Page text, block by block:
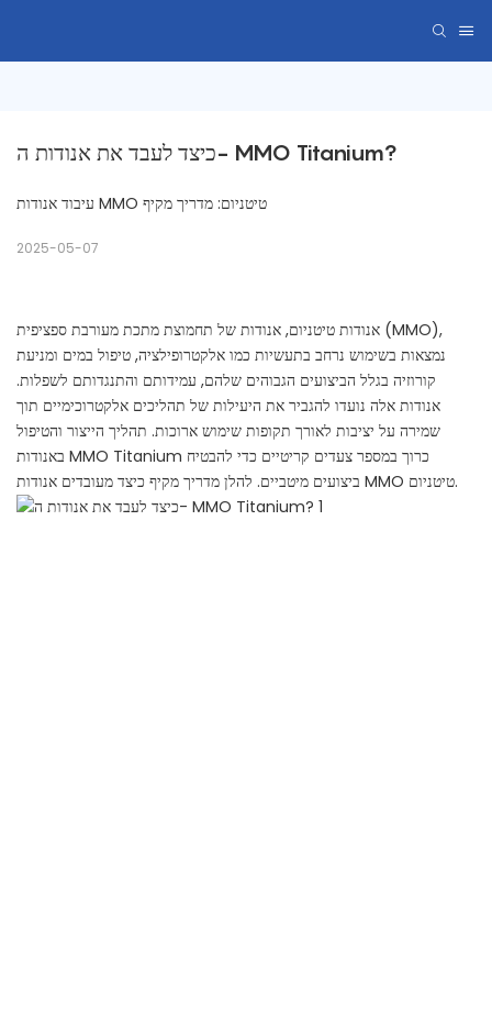
כיצד לעבד את אנודות ה- MMO Titanium?
עיבוד אנודות MMO טיטניום: מדריך מקיף
2025-05-07
אנודות טיטניום, אנודות של תחמוצת מתכת מעורבת ספציפית (MMO),
נמצאות בשימוש נרחב בתעשיות כמו אלקטרופילציה, טיפול במים ומניעת
קורוזיה בגלל הביצועים הגבוהים שלהם, עמידותם והתנגדותם לשפלות.
אנודות אלה נועדו להגביר את היעילות של תהליכים אלקטרוכימיים תוך
שמירה על יציבות לאורך תקופות שימוש ארוכות. תהליך הייצור והטיפול
באנודות MMO Titanium כרוך במספר צעדים קריטיים כדי להבטיח
ביצועים מיטביים. להלן מדריך מקיף כיצד מעובדים אנודות MMO טיטניום.